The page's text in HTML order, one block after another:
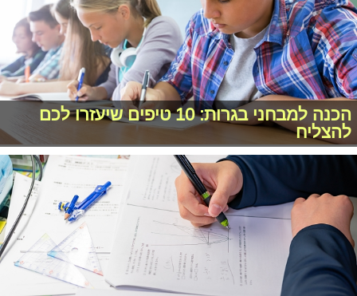
הכנה למבחני בגרות: 10 טיפים שיעזרו לכם
להצליח